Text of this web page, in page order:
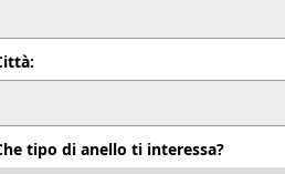
tipo di anello ti interessa?